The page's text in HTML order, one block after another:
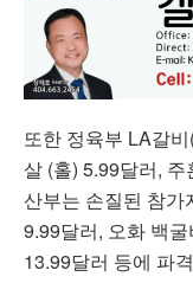
또한 정육부 LA갈
살 (홀) 5.99달러,
산부는 손질된 참가
9.99달러, 오화 백
13.99달러 등에 파